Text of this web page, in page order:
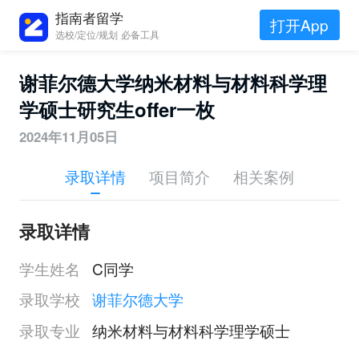
指南者留学
选校/定位/规划 必备工具 打开App
谢菲尔德大学纳米材料与材料科学理
学硕士研究生offer一枚
2024年11月05日
录取详情 项目简介 相关案例
录取详情
学生姓名
C同学
录取学校 谢菲尔德大学
录取专业 纳米材料与材料科学理学硕士